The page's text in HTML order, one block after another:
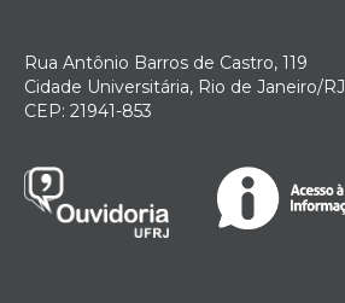
Rua Antônio Barros de Castro, 119
Cidade Universitária, Rio de Janeiro/RJ
CEP: 21941-853